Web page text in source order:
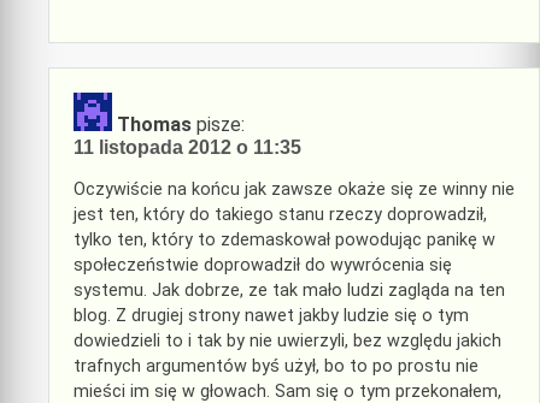
Thomas pisze:
11 listopada 2012 o 11:35
Oczywiście na końcu jak zawsze okaże się ze winny nie
jest ten, który do takiego stanu rzeczy doprowadził,
tylko ten, który to zdemaskował powodując panikę w
społeczeństwie doprowadził do wywrócenia się
systemu. Jak dobrze, ze tak mało ludzi zagląda na ten
blog. Z drugiej strony nawet jakby ludzie się o tym
dowiedzieli to i tak by nie uwierzyli, bez względu jakich
trafnych argumentów byś użył, bo to po prostu nie
mieści im się w głowach. Sam się o tym przekonałem,